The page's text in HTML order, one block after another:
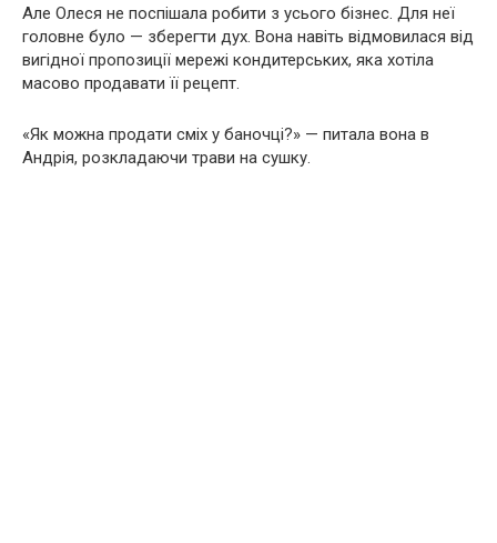
Але Олеся не поспішала робити з усього бізнес. Для неї
головне було — зберегти дух. Вона навіть відмовилася від
вигідної пропозиції мережі кондитерських, яка хотіла
масово продавати її рецепт.
«Як можна продати сміх у баночці?» — питала вона в
Андрія, розкладаючи трави на сушку.